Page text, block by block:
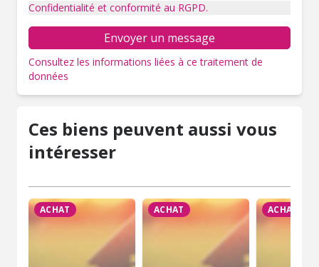
Confidentialité et conformité au RGPD.
Envoyer un message
Consultez les informations liées à ce traitement de
données
Ces biens peuvent aussi vous
intéresser
ACHAT ACHAT ACHAT